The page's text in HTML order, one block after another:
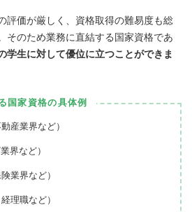
評価が厳しく、資格取得の難易度も総
そのため業務に直結する国家資格であ
学生に対して優位に立つことができま
国家資格の具体例
動産業界など）
業界など）
険業界など）
経理職など）